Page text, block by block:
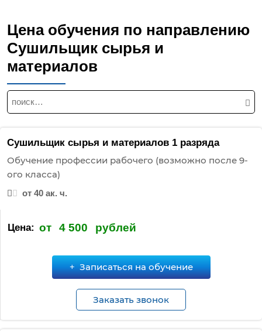
Цена обучения по направлению
Сушильщик сырья и
материалов
Н
а
й
т
Сушильщик сырья и материалов 1 разряда
Обучение профессии рабочего (возможно после 9-
ого класса)
от 40 ак. ч.
Цена: от 4 500 рублей
Записаться на обучение
Заказать звонок